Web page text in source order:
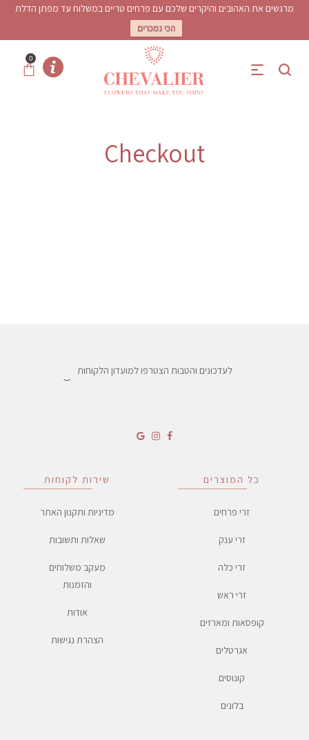
מרגשים את האהובים והיקרים שלכם עם פרחים טריים במשלוח עד מפתן הדלת
הכי נמכרים
0
Checkout
כל המוצרים
זרי פרחים
זרי ענק
זרי כלה
זרי ראש
קופסאות ומארזים
אגרטלים
קונוסים
בלונים
שירות לקוחות
מדיניות ותקנון האתר
שאלות ותשובות
מעקב משלוחים
והזמנות
אודות
הצהרת נגישות
לעדכונים והטבות הצטרפו למועדון הלקוחות